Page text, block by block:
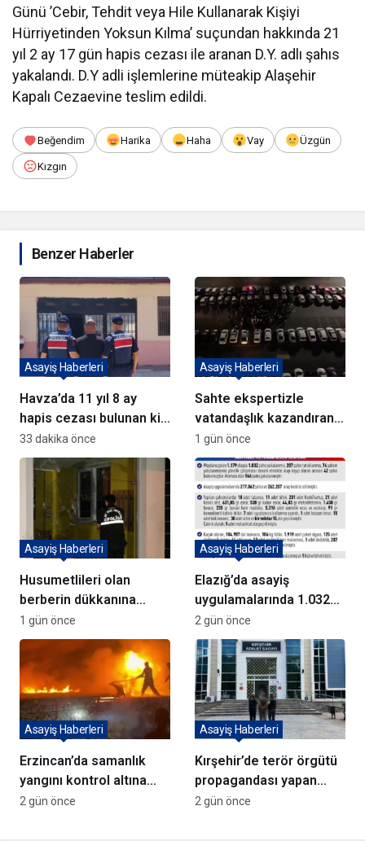
Günü ’Cebir, Tehdit veya Hile Kullanarak Kişiyi
Hürriyetinden Yoksun Kılma’ suçundan hakkında 21
yıl 2 ay 17 gün hapis cezası ile aranan D.Y. adlı şahıs
yakalandı. D.Y adli işlemlerine müteakip Alaşehir
Kapalı Cezaevine teslim edildi.
Beğendim Harika Haha Vay Üzgün
Kızgın
Benzer Haberler
Havza’da 11 yıl 8 ay
hapis cezası bulunan kişi
yakalandı
Asayiş Haberleri
33 dakika önce
Sahte ekspertizle
vatandaşlık kazandıran
72 şüpheli adliyeye sevk
edildi
Asayiş Haberleri
1 gün önce
Husumetlileri olan
berberin dükkanına
kurşun yağdırıp kaçtılar
Asayiş Haberleri
1 gün önce
Elazığ’da asayiş
uygulamalarında 1.032
kişi yakalandı
Asayiş Haberleri
2 gün önce
Erzincan’da samanlık
yangını kontrol altına
alındı
Asayiş Haberleri
2 gün önce
Kırşehir’de terör örgütü
propagandası yapan
şüpheli yakalandı
Asayiş Haberleri
2 gün önce